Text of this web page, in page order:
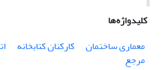
کلیدواژه‌ها
معماری ساختمان
کارکنان کتابخانه
مرجع